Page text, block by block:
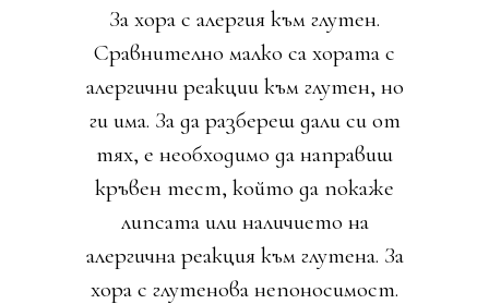
За хора с алергия към глутен.
Сравнително малко са хората с
алергични реакции към глутен, но
ги има. За да разбереш дали си от
тях, е необходимо да направиш
кръвен тест, който да покаже
липсата или наличието на
алергична реакция към глутена. За
хора с глутенова непоносимост.